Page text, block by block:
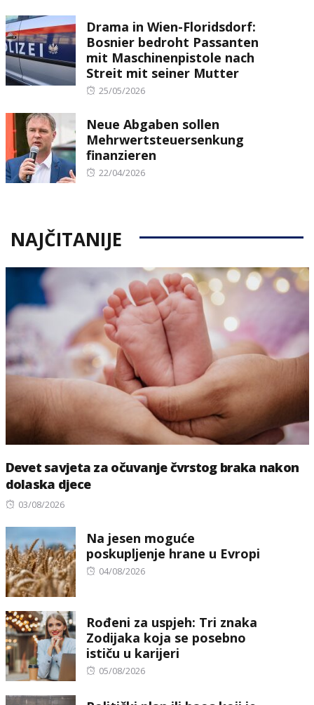
Drama in Wien-Floridsdorf:
Bosnier bedroht Passanten
mit Maschinenpistole nach
Streit mit seiner Mutter
Posted
25/05/2026
Neue Abgaben sollen
Mehrwertsteuersenkung
finanzieren
Posted
22/04/2026
NAJČITANIJE
Devet savjeta za očuvanje čvrstog braka nakon
dolaska djece
Posted
03/08/2026
Na jesen moguće
poskupljenje hrane u Evropi
Posted
04/08/2026
Rođeni za uspjeh: Tri znaka
Zodijaka koja se posebno
ističu u karijeri
Posted
05/08/2026